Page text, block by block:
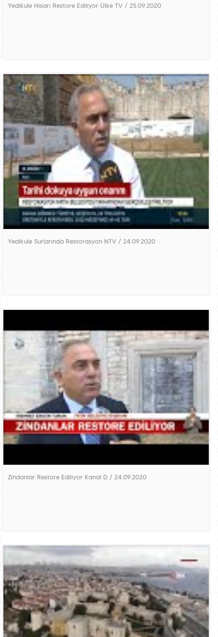
Yedikule Hisarı Restore Ediliyor Ülke TV / 25.09.2020
Yedikule Surlarında Restorasyon NTV / 24.09.2020
Zindanlar Restore Ediliyor Kanal D / 24.09.2020